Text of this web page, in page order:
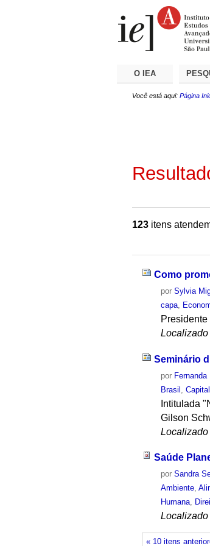
O IEA
Você está aqui: Página
123 itens
Como
porSylvia
capa
Localizado
Seminário
por Fernanda
Brasil ,
Intitulada
Gilson
Localizado
Saúde
porSandra
Ambiente,
Humana,
Localizado
« 10 itens